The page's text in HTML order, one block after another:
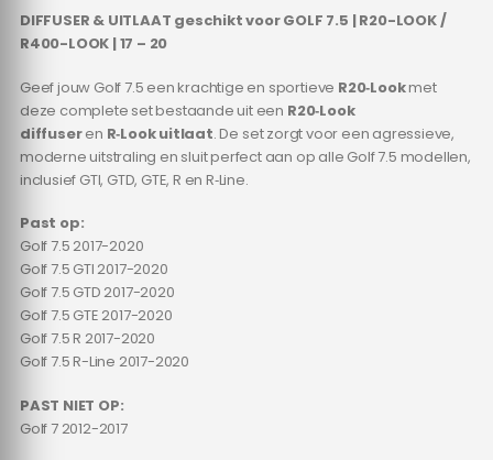
DIFFUSER & UITLAAT geschikt voor GOLF 7.5 | R20-LOOK /
R400-LOOK | 17 – 20
Geef jouw Golf 7.5 een krachtige en sportieve R20‑Lookmet
deze complete set bestaande uit een R20‑Look
diffuseren R‑Look uitlaat. De set zorgt voor een agressieve,
moderne uitstraling en sluit perfect aan op alle Golf 7.5 modellen,
inclusief GTI, GTD, GTE, R en R‑Line.
Past op:
Golf 7.5 2017-2020
Golf 7.5 GTI 2017-2020
Golf 7.5 GTD 2017-2020
Golf 7.5 GTE 2017-2020
Golf 7.5 R 2017-2020
Golf 7.5 R-Line 2017-2020
PAST NIET OP:
Golf 7 2012-2017